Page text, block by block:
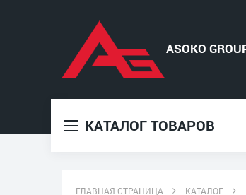
КАТАЛОГ ТОВАРОВ
ГЛАВНАЯ СТРАНИЦА КАТАЛОГ